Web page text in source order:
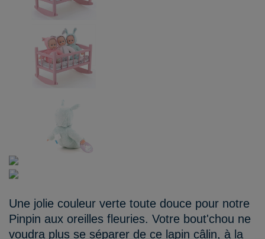
Une jolie couleur verte toute douce pour notre
Pinpin aux oreilles fleuries. Votre bout'chou ne
voudra plus se séparer de ce lapin câlin, à la